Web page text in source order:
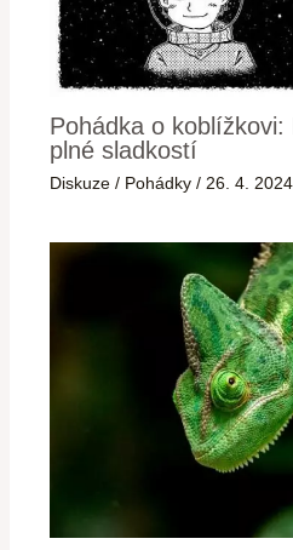
Pohádka o
plné sladkostí
Diskuze / Pohádky / 26. 4. 2024